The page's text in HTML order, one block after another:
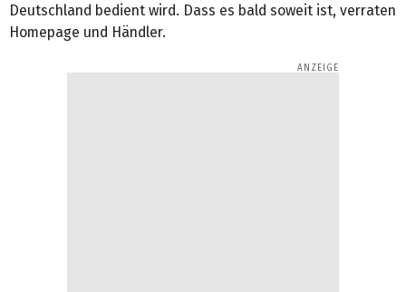
Deutschland bedient wird. Dass es bald soweit ist, verraten
Homepage und Händler.